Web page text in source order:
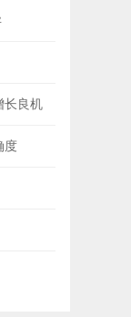
长良机
度